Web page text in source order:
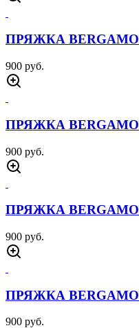
ПРЯЖКА
900 руб.
ПРЯЖКА
900 руб.
ПРЯЖКА
900 руб.
ПРЯЖКА
900 руб.